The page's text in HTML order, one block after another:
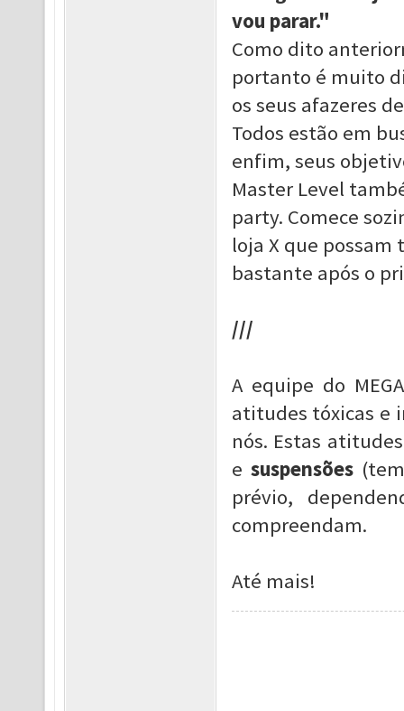
vou parar."
Como dito
portanto é muito
os seus afazeres
Todos estão em
enfim, seus
Master Level
party. Comece
loja X que possam
bastante após o
///
A equipe do
atitudes tóxicas e
nós. Estas
e suspensões
prévio,
compreendam.
Até mais!